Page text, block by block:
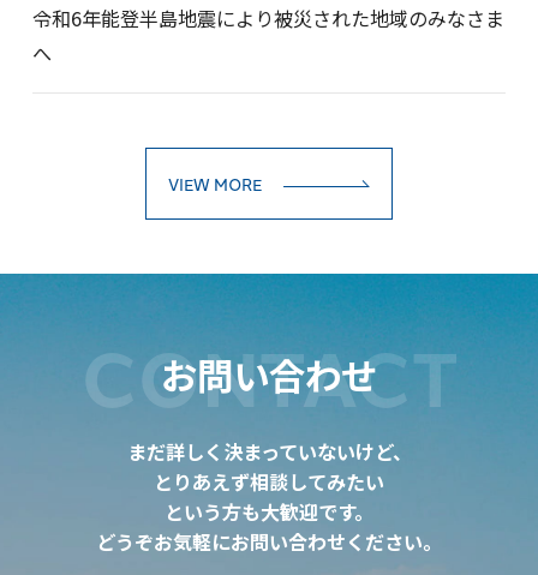
令和6年能登半島地震により被災された地域のみなさま
へ
VIEW MORE
お問い合わせ
CONTACT
まだ詳しく決まっていないけど、
とりあえず相談してみたい
という方も大歓迎です。
どうぞお気軽にお問い合わせください。